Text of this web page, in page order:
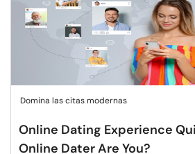
Domina las citas modernas
Online Dating Experience
Online Dater Are You?